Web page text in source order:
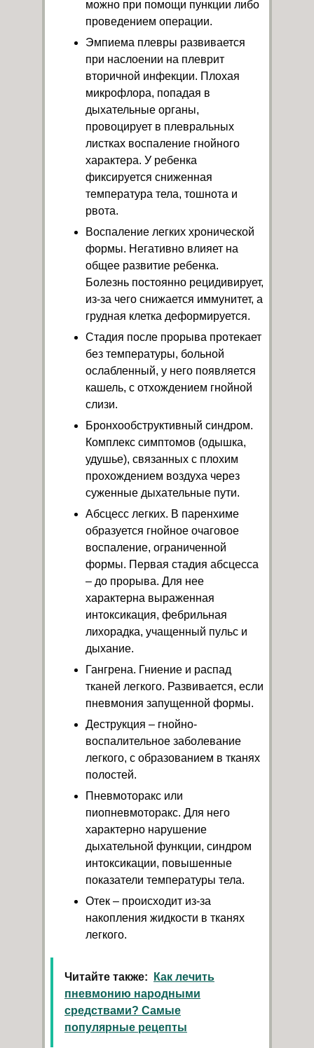
можно при помощи пункции либо
проведением операции.
Эмпиема плевры развивается
при наслоении на плеврит
вторичной инфекции. Плохая
микрофлора, попадая в
дыхательные органы,
провоцирует в плевральных
листках воспаление гнойного
характера. У ребенка
фиксируется сниженная
температура тела, тошнота и
рвота.
Воспаление легких хронической
формы. Негативно влияет на
общее развитие ребенка.
Болезнь постоянно рецидивирует,
из-за чего снижается иммунитет, а
грудная клетка деформируется.
Стадия после прорыва протекает
без температуры, больной
ослабленный, у него появляется
кашель, с отхождением гнойной
слизи.
Бронхообструктивный синдром.
Комплекс симптомов (одышка,
удушье), связанных с плохим
прохождением воздуха через
суженные дыхательные пути.
Абсцесс легких. В паренхиме
образуется гнойное очаговое
воспаление, ограниченной
формы. Первая стадия абсцесса
– до прорыва. Для нее
характерна выраженная
интоксикация, фебрильная
лихорадка, учащенный пульс и
дыхание.
Гангрена. Гниение и распад
тканей легкого. Развивается, если
пневмония запущенной формы.
Деструкция – гнойно-
воспалительное заболевание
легкого, с образованием в тканях
полостей.
Пневмоторакс или
пиопневмоторакс. Для него
характерно нарушение
дыхательной функции, синдром
интоксикации, повышенные
показатели температуры тела.
Отек – происходит из-за
накопления жидкости в тканях
легкого.
Читайте также:
Как лечить
пневмонию народными
средствами? Самые
популярные рецепты